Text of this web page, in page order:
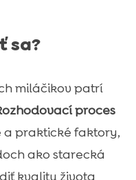
sa?
miláčikov patrí
proces
a praktické faktory,
ako starecká
kvalitu života